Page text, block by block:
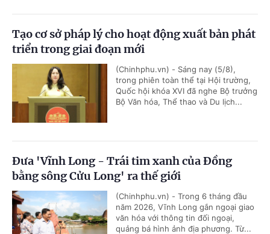
Tạo cơ sở pháp lý cho hoạt động xuất bản phát
triển trong giai đoạn mới
(Chinhphu.vn) - Sáng nay (5/8),
trong phiên toàn thể tại Hội trường,
Quốc hội khóa XVI đã nghe Bộ trưởng
Bộ Văn hóa, Thể thao và Du lịch...
Đưa 'Vĩnh Long - Trái tim xanh của Đồng
bằng sông Cửu Long' ra thế giới
(Chinhphu.vn) - Trong 6 tháng đầu
năm 2026, Vĩnh Long gắn ngoại giao
văn hóa với thông tin đối ngoại,
quảng bá hình ảnh địa phương. Từ...